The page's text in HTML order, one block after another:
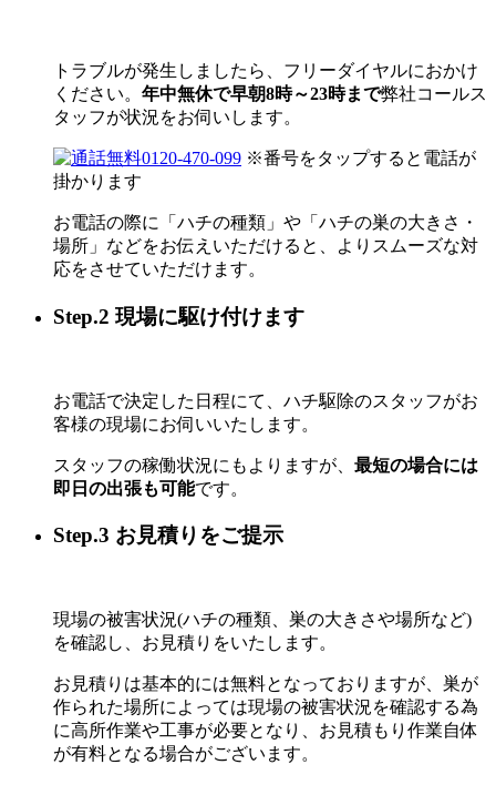
トラブルが発生しましたら、フリーダイヤルにおかけ
ください。 年中無休で早朝8時～23時まで弊社コールス
タッフが状況をお伺いします。
0120-470-099 ※番号をタップすると電話が
掛かります
お電話の際に「ハチの種類」や「ハチの巣の大きさ・
場所」などをお伝えいただけると、よりスムーズな対
応をさせていただけます。
Step.2 現場に駆け付けます
お電話で決定した日程にて、ハチ駆除のスタッフがお
客様の現場にお伺いいたします。
スタッフの稼働状況にもよりますが、 最短の場合には
即日の出張も可能です。
Step.3 お見積りをご提示
現場の被害状況(ハチの種類、巣の大きさや場所など)
を確認し、お見積りをいたします。
お見積りは基本的には無料となっておりますが、巣が
作られた場所によっては現場の被害状況を確認する為
に高所作業や工事が必要となり、お見積もり作業自体
が有料となる場合がございます。